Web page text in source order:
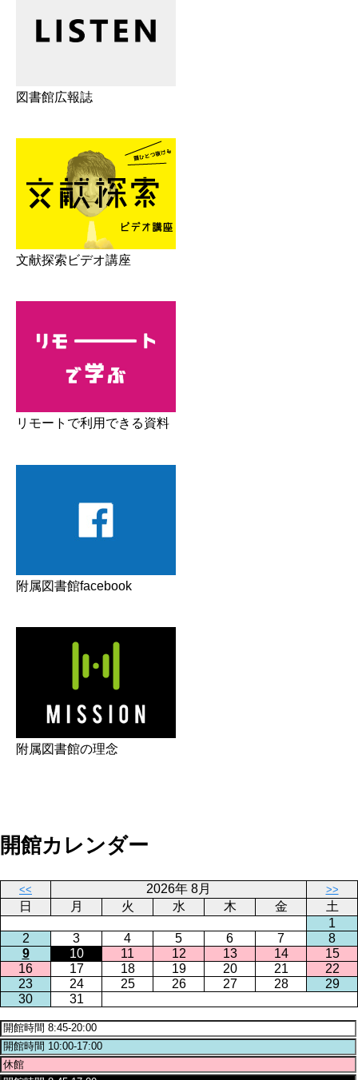
図書館広報誌
文献探索ビデオ講座
リモートで利用できる資料
附属図書館facebook
附属図書館の理念
開館カレンダー
<< 2026年 8月 >>
日 月 火 水 木 金
土
1
2
3 4 5 6 7
8
9
10 11 12 13 14
15
16
17 18 19 20 21
22
23
24 25 26 27 28
29
30
31